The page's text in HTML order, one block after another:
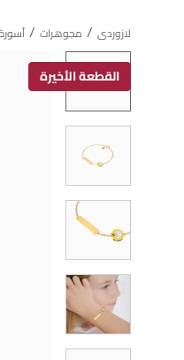
لازوردى / مجوهرات / أسورة
القطعة الأخيرة